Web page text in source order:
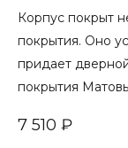
Корпус покрыт
покрытия. Оно
придает
покрытия
7 510 ₽